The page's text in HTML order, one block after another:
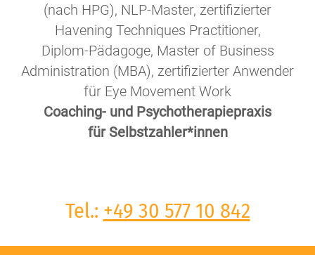
(nach HPG), NLP-Master, zertifizierter
Havening Techniques Practitioner,
Diplom-Pädagoge, Master of Business
Administration (MBA), zertifizierter Anwender
für Eye Movement Work
Coaching- und Psychotherapiepraxis
für Selbstzahler*innen
Tel.: +49 30 577 10 842